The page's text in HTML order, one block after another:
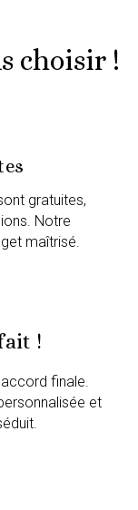
choisir !
gratuites,
Notre
maîtrisé.
!
finale.
et